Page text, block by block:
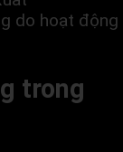
do hoạt
trong